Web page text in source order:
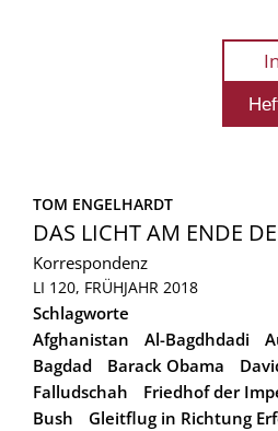
TOM ENGELHARDT
DAS LICHT AM ENDE
Korrespondenz
LI 120, FRÜHJAHR 2018
Schlagworte
Afghanistan
Al-Bagdhdadi
Bagdad
Barack Obama
Falludschah
Friedhof der
Bush
Gleitflug in Richtung